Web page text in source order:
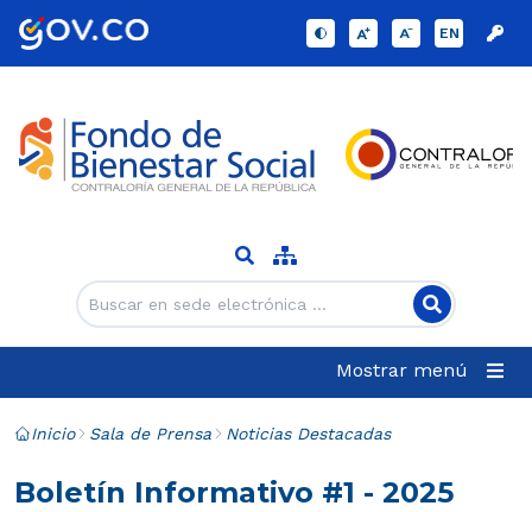
EN
Mostrar menú
Inicio Sala de Prensa Noticias Destacadas
Boletín Informativo #1 - 2025